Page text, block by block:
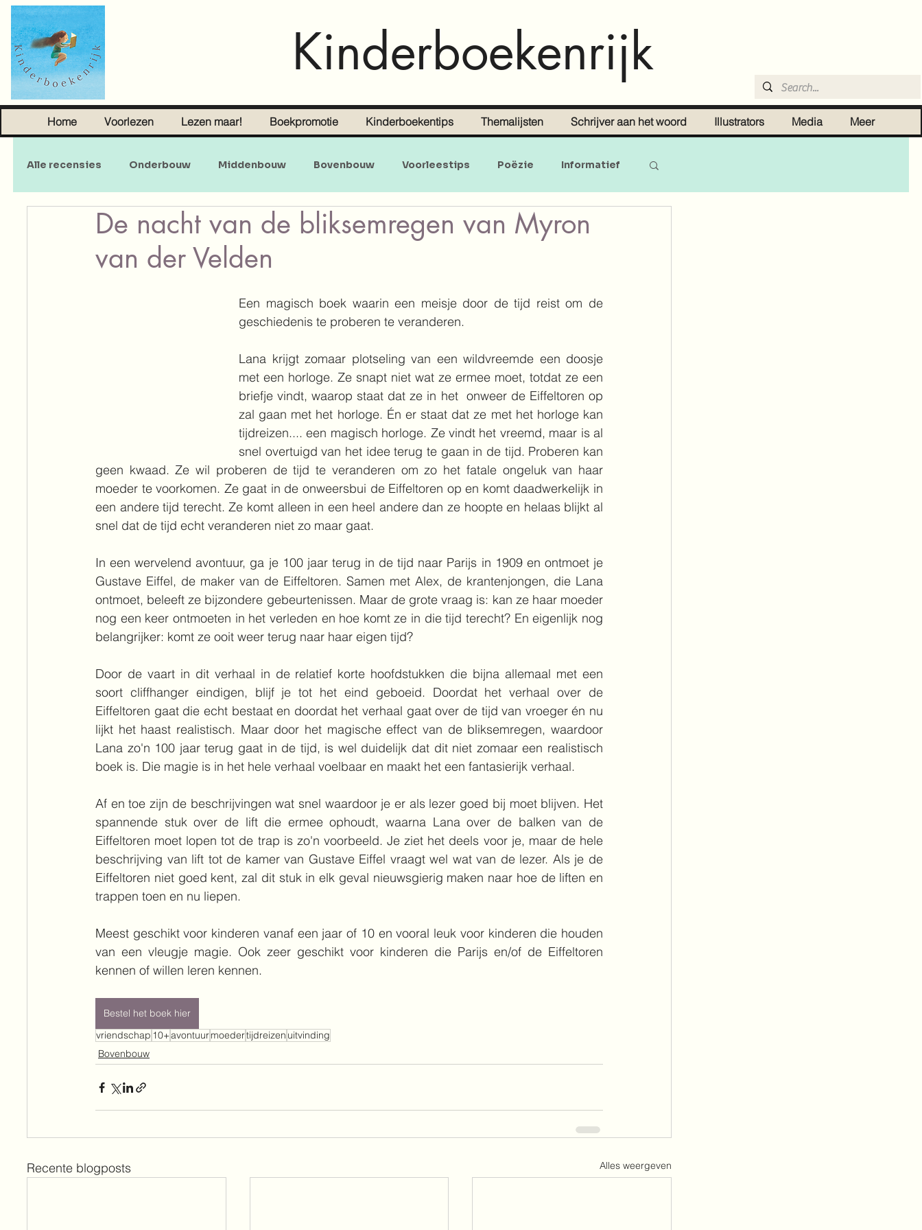
Kinderboekenrijk
Home Voorlezen Lezen maar! Boekpromotie Kinderboekentips Themalijsten Schrijver aan het woord Illustrators Media Meer
Alle recensies Onderbouw Middenbouw Bovenbouw Voorleestips Poëzie Informatief
Sprookjes Young Adult Volwassenen Doe-en zoekboeken Baby's en peuters
De nacht van de bliksemregen van Myron
van der Velden
Een magisch boek waarin een meisje door de tijd reist om de
geschiedenis te proberen te veranderen.
Lana krijgt zomaar plotseling van een wildvreemde een doosje
met een horloge. Ze snapt niet wat ze ermee moet, totdat ze een
briefje vindt, waarop staat dat ze in het  onweer de Eiffeltoren op
zal gaan met het horloge. Én er staat dat ze met het horloge kan
tijdreizen.... een magisch horloge. Ze vindt het vreemd, maar is al
snel overtuigd van het idee terug te gaan in de tijd. Proberen kan
geen kwaad. Ze wil proberen de tijd te veranderen om zo het fatale ongeluk van haar
moeder te voorkomen. Ze gaat in de onweersbui de Eiffeltoren op en komt daadwerkelijk in
een andere tijd terecht. Ze komt alleen in een heel andere dan ze hoopte en helaas blijkt al
snel dat de tijd echt veranderen niet zo maar gaat.
In een wervelend avontuur, ga je 100 jaar terug in de tijd naar Parijs in 1909 en ontmoet je
Gustave Eiffel, de maker van de Eiffeltoren. Samen met Alex, de krantenjongen, die Lana
ontmoet, beleeft ze bijzondere gebeurtenissen. Maar de grote vraag is: kan ze haar moeder
nog een keer ontmoeten in het verleden en hoe komt ze in die tijd terecht? En eigenlijk nog
belangrijker: komt ze ooit weer terug naar haar eigen tijd?
Door de vaart in dit verhaal in de relatief korte hoofdstukken die bijna allemaal met een
soort cliffhanger eindigen, blijf je tot het eind geboeid. Doordat het verhaal over de
Eiffeltoren gaat die echt bestaat en doordat het verhaal gaat over de tijd van vroeger én nu
lijkt het haast realistisch. Maar door het magische effect van de bliksemregen, waardoor
Lana zo'n 100 jaar terug gaat in de tijd, is wel duidelijk dat dit niet zomaar een realistisch
boek is. Die magie is in het hele verhaal voelbaar en maakt het een fantasierijk verhaal.
Af en toe zijn de beschrijvingen wat snel waardoor je er als lezer goed bij moet blijven. Het
spannende stuk over de lift die ermee ophoudt, waarna Lana over de balken van de
Eiffeltoren moet lopen tot de trap is zo'n voorbeeld. Je ziet het deels voor je, maar de hele
beschrijving van lift tot de kamer van Gustave Eiffel vraagt wel wat van de lezer. Als je de
Eiffeltoren niet goed kent, zal dit stuk in elk geval nieuwsgierig maken naar hoe de liften en
trappen toen en nu liepen.
Meest geschikt voor kinderen vanaf een jaar of 10 en vooral leuk voor kinderen die houden
van een vleugje magie. Ook zeer geschikt voor kinderen die Parijs en/of de Eiffeltoren
kennen of willen leren kennen.
Bestel het boek hier
vriendschap 10+avontuurmoedertijdreizen uitvinding
Bovenbouw
Recente blogposts Alles weergeven